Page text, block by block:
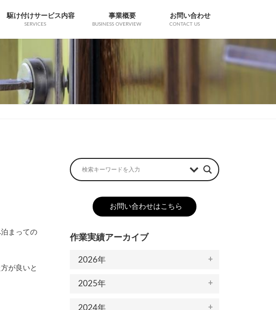
駆け付けサービス内容
SERVICES
事業概要
BUSINESS OVERVIEW
お問い合わせ
CONTACT US
まっての
が良いと
お問い合わせはこちら
作業実績アーカイブ
2026年
2025年
2024年